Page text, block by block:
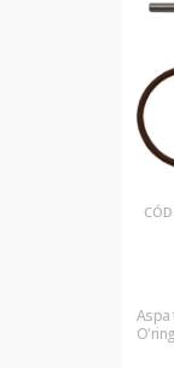
Aspa